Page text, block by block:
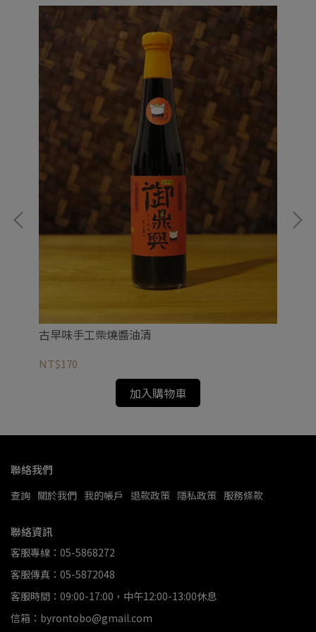
古早味手工柴燒醬油清
NT$170
加入購物車
聯絡我們
查詢 關於我們 我的帳戶 退款政策 隱私政策 服務條款
聯絡資訊
客服專線：05-5868272
客服傳真：05-5872048
客服時間：09:00-17:00，中午12:00-13:00休息
信箱：byrontobo@gmail.com